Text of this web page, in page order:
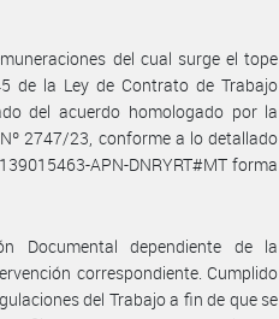
del cual surge el tope
de la Ley de Contrato de Trabajo
del acuerdo homologado por la
2747/23, conforme a lo detallado
APN-DNRYRT#MT forma
Documental dependiente de la
correspondiente. Cumplido
del Trabajo a fin de que se